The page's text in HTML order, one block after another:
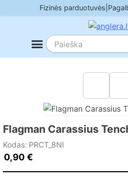
to
Fizinės parduotuvės
Flagman Carassius
Kodas: PRCT_8NI
0,90 €